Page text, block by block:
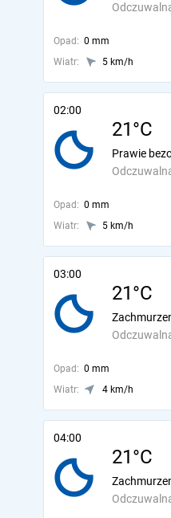
Opad: 0 mm
Wiatr:
5 km/h
02:00
21°C
Prawie
Opad: 0 mm
Wiatr:
5 km/h
03:00
21°C
Opad: 0 mm
Wiatr:
4 km/h
04:00
21°C